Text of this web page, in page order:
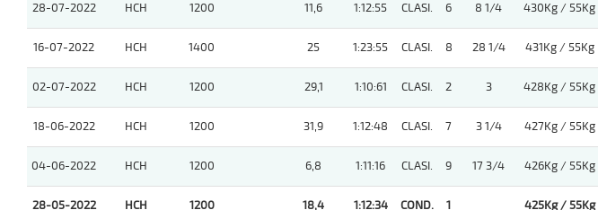
28-07-2022 HCH 1200 11,6 1:12:55 CLASI. 6 8 1/4 430Kg / 55Kg
16-07-2022 HCH 1400 25 1:23:55 CLASI. 8 28 1/4 431Kg / 55Kg
02-07-2022 HCH 1200 29,1 1:10:61 CLASI. 2 3 428Kg / 55Kg
18-06-2022 HCH 1200 31,9 1:12:48 CLASI. 7 3 1/4 427Kg / 55Kg
04-06-2022 HCH 1200 6,8 1:11:16 CLASI. 9 17 3/4 426Kg / 55Kg
28-05-2022 HCH 1200 18,4 1:12:34 COND. 1 425Kg / 55Kg